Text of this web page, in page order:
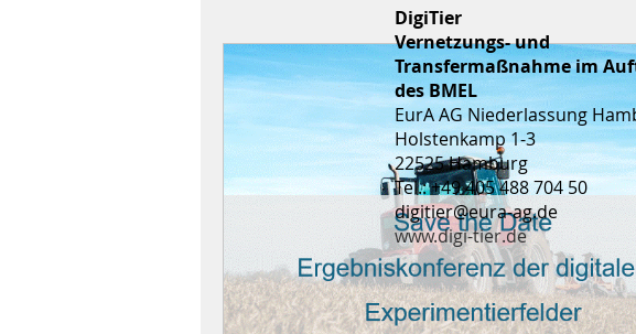
Weitere Veranstaltungen
DigiTier
Vernetzungs- und
Transfermaßnahme im
des BMEL
EurA AG Niederlassung
Holstenkamp 1-3
22525 Hamburg
Tel.: +49 405 488 704 50
digitier@eura-ag.de
www.digi-tier.de